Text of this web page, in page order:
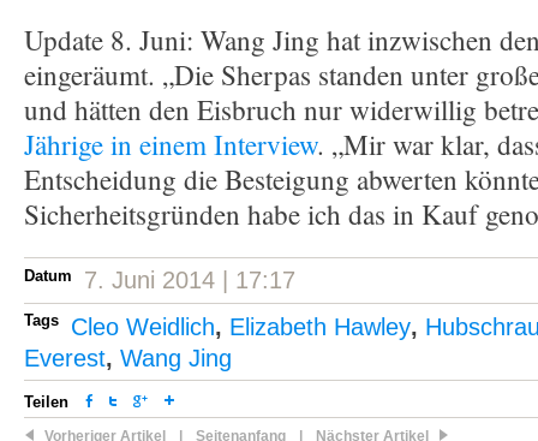
Update 8. Juni: Wang Jing hat inzwischen
eingeräumt. „Die Sherpas standen unter
und hätten den Eisbruch nur widerwillig
Jährige in einem Interview. „Mir war klar,
Entscheidung die Besteigung abwerten
Sicherheitsgründen habe ich das in Kauf
Datum 7. Juni 2014 | 17:17
Tags Cleo Weidlich, Elizabeth Hawley,
Everest, Wang Jing
Teilen
Vorheriger Artikel Seitenanfang Nächster Artikel